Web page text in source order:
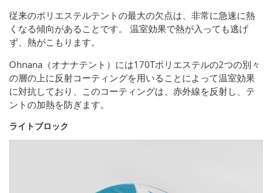
従来のポリエステルテントの最大の欠点は、非常に急速に熱
くなる傾向があることです。 温室効果で熱が入っても逃げ
ず、熱がこもります。
Ohnana（オナナテント）には170Tポリエステルの2つの別々
の層の上に反射コーティングを用いることによって温室効果
に対抗しており、このコーティングは、赤外線を反射し、テ
ントの加熱を防ぎます。
ライトブロック